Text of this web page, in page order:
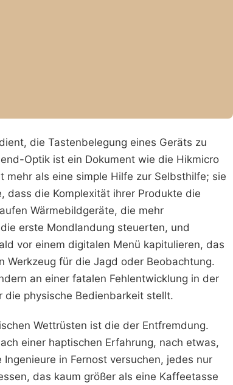
die Tastenbelegung eines Geräts zu
Optik ist ein Dokument wie die Hikmicro
als eine simple Hilfe zur Selbsthilfe; sie
dass die Komplexität ihrer Produkte die
Wärmebildgeräte, die mehr
erste Mondlandung steuerten, und
vor einem digitalen Menü kapitulieren, das
Werkzeug für die Jagd oder Beobachtung.
an einer fatalen Fehlentwicklung in der
physische Bedienbarkeit stellt.
Wettrüsten ist die der Entfremdung.
einer haptischen Erfahrung, nach etwas,
in Fernost versuchen, jedes nur
das kaum größer als eine Kaffeetasse